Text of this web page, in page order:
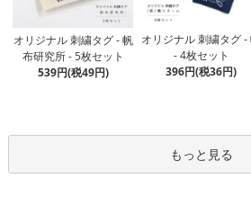
オリジナル 刺繍タグ - 帆
布研究所 - 5枚セット
539円(税49円)
オリジナル 刺繍タグ -
- 4枚セット
396円(税36円)
もっと見る